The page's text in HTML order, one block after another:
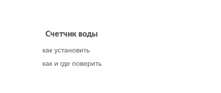
Счетчик воды
как установить
как и где поверить